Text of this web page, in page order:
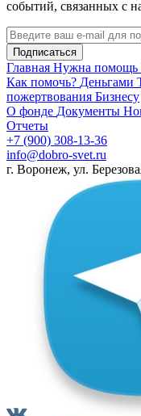
событий, связанных с
Подписаться
Главная Нужна помощь
Как помочь? Деньгами
пожертвования Бизнесу
О фонде Документы
Отчеты
+7 (900) 308-13-36
info@dobro-svet.ru
г. Воронеж, ул.